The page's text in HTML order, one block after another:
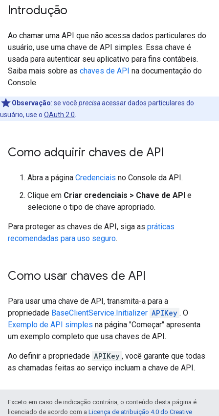
Introdução
Ao chamar uma API que não acessa dados particulares do
usuário, use uma chave de API simples. Essa chave é
usada para autenticar seu aplicativo para fins contábeis.
Saiba mais sobre as chaves de API na documentação do
Console.
Observação: se você precisaacessar dados particulares do
usuário, use o OAuth 2.0
Como adquirir chaves de API
Abra a página Credenciais no Console da API.
Clique em Criar credenciais > Chave de API e
selecione o tipo de chave apropriado.
Para proteger as chaves de API, siga as práticas
recomendadas para uso seguro.
Como usar chaves de API
Para usar uma chave de API, transmita-a para a
propriedade BaseClientService.Initializer APIKey . O
Exemplo de API simples na página "Começar" apresenta
um exemplo completo que usa chaves de API.
Ao definir a propriedade APIKey , você garante que todas
as chamadas feitas ao serviço incluam a chave de API.
Exceto em caso de indicação contrária, o conteúdo desta página é
licenciado de acordo com a Licença de atribuição 4.0 do Creative